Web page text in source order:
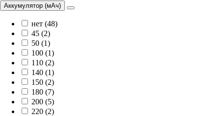
Аккумулятор (мАч)
нет (48)
45 (2)
50 (1)
100 (1)
110 (2)
140 (1)
150 (2)
180 (7)
200 (5)
220 (2)